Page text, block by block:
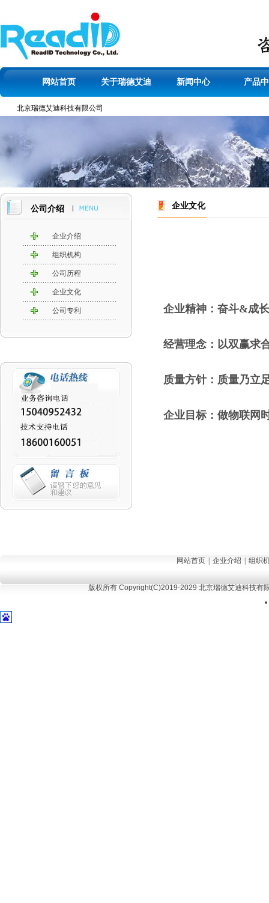
网站首页 关于瑞德艾迪 新闻中心 产品
北京瑞德艾迪科技有限公司
公司介绍
企业介绍
组织机构
公司历程
企业文化
公司专利
企业文化
企业精神：奋斗&成
经营理念：以双赢求
质量方针：质量乃立
企业目标：做物联网
网站首页 企业介绍 组织
版权所有 Copyright(C)2019-2029 北京瑞德艾迪科技